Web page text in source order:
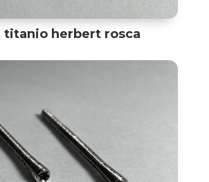
titanio herbert rosca